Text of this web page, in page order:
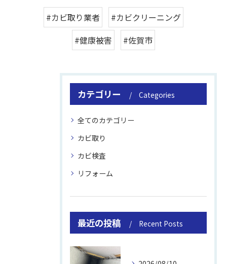
#カビ取り業者
#カビクリーニング
#健康被害
#佐賀市
カテゴリー Categories
全てのカテゴリー
カビ取り
カビ検査
リフォーム
最近の投稿 Recent Posts